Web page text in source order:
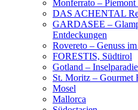
Monferrato –
DAS ACHENTAL
GARDASEE –
Entdeckungen
Rovereto – Genuss
FORESTIS, Südtirol
Gotland –
St. Moritz – Gourmet
Mosel
Mallorca